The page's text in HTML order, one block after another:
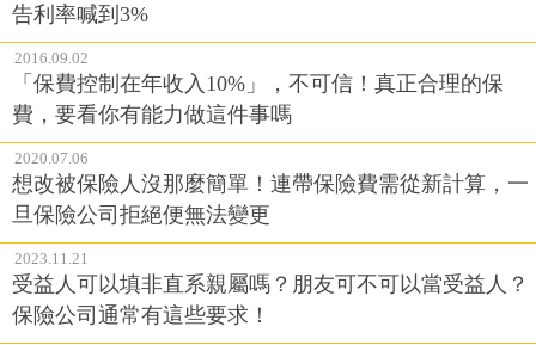
告利率喊到3%
2016.09.02
「保費控制在年收入10%」，不可信！真正合理的保
費，要看你有能力做這件事嗎
2020.07.06
想改被保險人沒那麼簡單！連帶保險費需從新計算，一
旦保險公司拒絕便無法變更
2023.11.21
受益人可以填非直系親屬嗎？朋友可不可以當受益人？
保險公司通常有這些要求！